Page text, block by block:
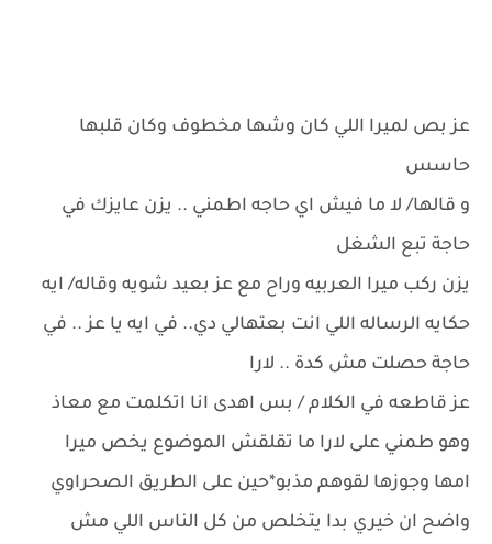
عز بص لميرا اللي كان وشها مخطوف وكان قلبها
حاسس
و قالها/ لا ما فيش اي حاجه اطمني .. يزن عايزك في
حاجة تبع الشغل
يزن ركب ميرا العربيه وراح مع عز بعيد شويه وقاله/ ايه
حكايه الرساله اللي انت بعتهالي دي.. في ايه يا عز .. في
حاجة حصلت مش كدة .. لارا
عز قاطعه في الكلام / بس اهدى انا اتكلمت مع معاذ
وهو طمني على لارا ما تقلقش الموضوع يخص ميرا
امها وجوزها لقوهم مذبو*حين على الطريق الصحراوي
واضح ان خيري بدا يتخلص من كل الناس اللي مش